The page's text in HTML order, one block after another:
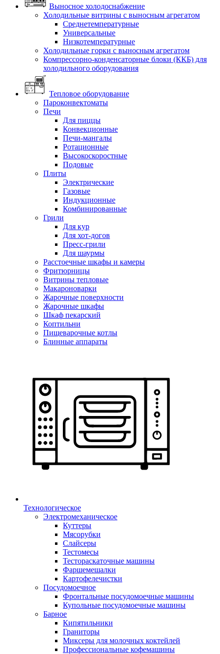
Выносное холодоснабжение
Холодильные витрины с выносным агрегатом
Среднетемпературные
Универсальные
Низкотемпературные
Холодильные горки с выносным агрегатом
Компрессорно-конденсаторные блоки (ККБ) для
холодильного оборудования
Тепловое оборудование
Пароконвектоматы
Печи
Для пиццы
Конвекционные
Печи-мангалы
Ротационные
Высокоскоростные
Подовые
Плиты
Электрические
Газовые
Индукционные
Комбинированные
Грили
Для кур
Для хот-догов
Пресс-грили
Для шаурмы
Расстоечные шкафы и камеры
Фритюрницы
Витрины тепловые
Макароноварки
Жарочные поверхности
Жарочные шкафы
Шкаф пекарский
Коптильни
Пищеварочные котлы
Блинные аппараты
Технологическое
Электромеханическое
Куттеры
Мясорубки
Слайсеры
Тестомесы
Тестораскаточные машины
Фаршемешалки
Картофелечистки
Посудомоечное
Фронтальные посудомоечные машины
Купольные посудомоечные машины
Барное
Кипятильники
Граниторы
Миксеры для молочных коктейлей
Профессиональные кофемашины